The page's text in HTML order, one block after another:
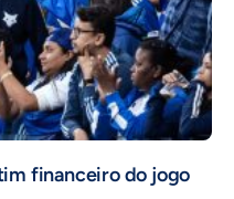
financeiro do jogo